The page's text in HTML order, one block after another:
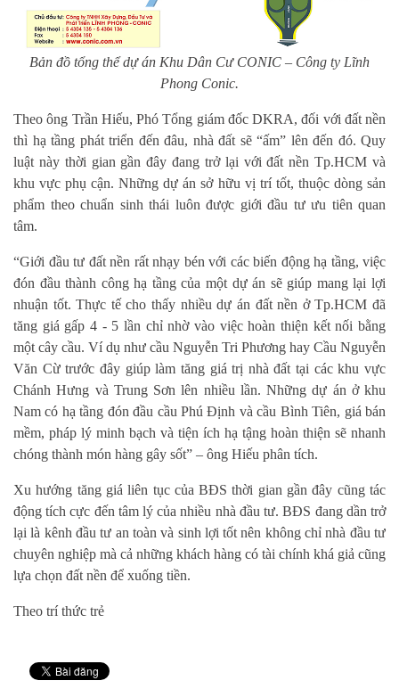
Bản đồ tổng thể dự án Khu Dân Cư CONIC – Công ty Lĩnh
Phong Conic.
Theo ông Trần Hiếu, Phó Tổng giám đốc DKRA, đối với đất nền
thì hạ tầng phát triển đến đâu, nhà đất sẽ “ấm” lên đến đó. Quy
luật này thời gian gần đây đang trở lại với đất nền Tp.HCM và
khu vực phụ cận. Những dự án sở hữu vị trí tốt, thuộc dòng sản
phẩm theo chuẩn sinh thái luôn được giới đầu tư ưu tiên quan
tâm.
“Giới đầu tư đất nền rất nhạy bén với các biến động hạ tầng, việc
đón đầu thành công hạ tầng của một dự án sẽ giúp mang lại lợi
nhuận tốt. Thực tế cho thấy nhiều dự án đất nền ở Tp.HCM đã
tăng giá gấp 4 - 5 lần chỉ nhờ vào việc hoàn thiện kết nối bằng
một cây cầu. Ví dụ như cầu Nguyễn Tri Phương hay Cầu Nguyễn
Văn Cừ trước đây giúp làm tăng giá trị nhà đất tại các khu vực
Chánh Hưng và Trung Sơn lên nhiều lần. Những dự án ở khu
Nam có hạ tầng đón đầu cầu Phú Định và cầu Bình Tiên, giá bán
mềm, pháp lý minh bạch và tiện ích hạ tậng hoàn thiện sẽ nhanh
chóng thành món hàng gây sốt” – ông Hiếu phân tích.
Xu hướng tăng giá liên tục của BĐS thời gian gần đây cũng tác
động tích cực đến tâm lý của nhiều nhà đầu tư. BĐS đang dần trở
lại là kênh đầu tư an toàn và sinh lợi tốt nên không chỉ nhà đầu tư
chuyên nghiệp mà cả những khách hàng có tài chính khá giả cũng
lựa chọn đất nền để xuống tiền.
Theo trí thức trẻ